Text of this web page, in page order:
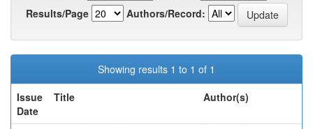
Results/Page
Authors/Record:
Showing results 1 to 1 of 1
Issue
Date
Title Author(s)